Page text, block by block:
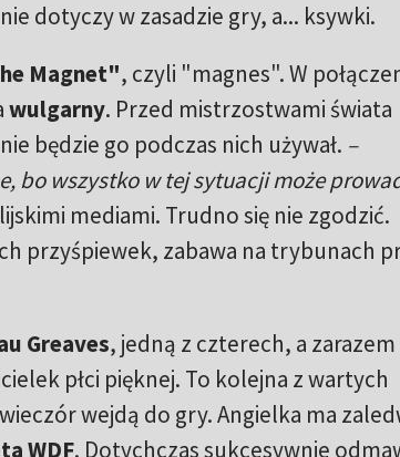
dotyczy w zasadzie gry, a... ksywki.
Magnet", czyli "magnes". W
wulgarny. Przed mistrzostwami świata
będzie go podczas nich używał. –
bo wszystko w tej sytuacji może
mediami. Trudno się nie zgodzić.
przyśpiewek, zabawa na trybunach
Greaves, jedną z czterech, a zarazem
płci pięknej. To kolejna z wartych
wejdą do gry. Angielka ma
WDF. Dotychczas sukcesywnie